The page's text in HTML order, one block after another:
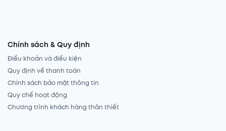
Chính sách & Quy định
Điều khoản và điều kiện
Quy định về thanh toán
Chính sách bảo mật thông tin
Quy chế hoạt động
Chương trình khách hàng thân thiết